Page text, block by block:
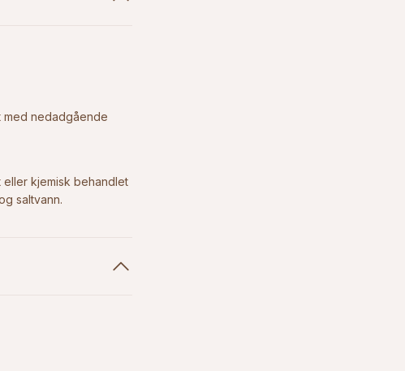
med nedadgående
kjemisk behandlet
saltvann.